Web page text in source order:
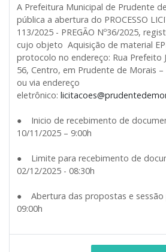
A Prefeitura Municipal de Prudente
pública a abertura do PROCESSO
113/2025 - PREGÃO Nº36/2025,
cujo objeto Aquisição de material
protocolo no endereço: Rua Prefeito
56, Centro, em Prudente de Morais –
ou via endereço
eletrônico:
● Inicio de recebimento de
10/11/2025 – 9:00h
● Limite para recebimento de
02/12/2025 - 08:30h
● Abertura das propostas e sessão
09:00h